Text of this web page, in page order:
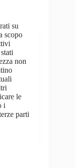
su
scopo
non
le
i
parti